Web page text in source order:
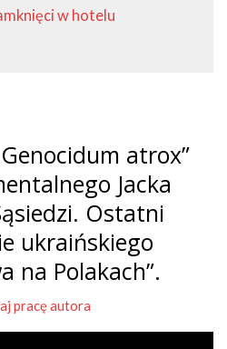
w hotelu
atrox”
Jacka
Ostatni
ukraińskiego
na Polakach”.
pracę autora